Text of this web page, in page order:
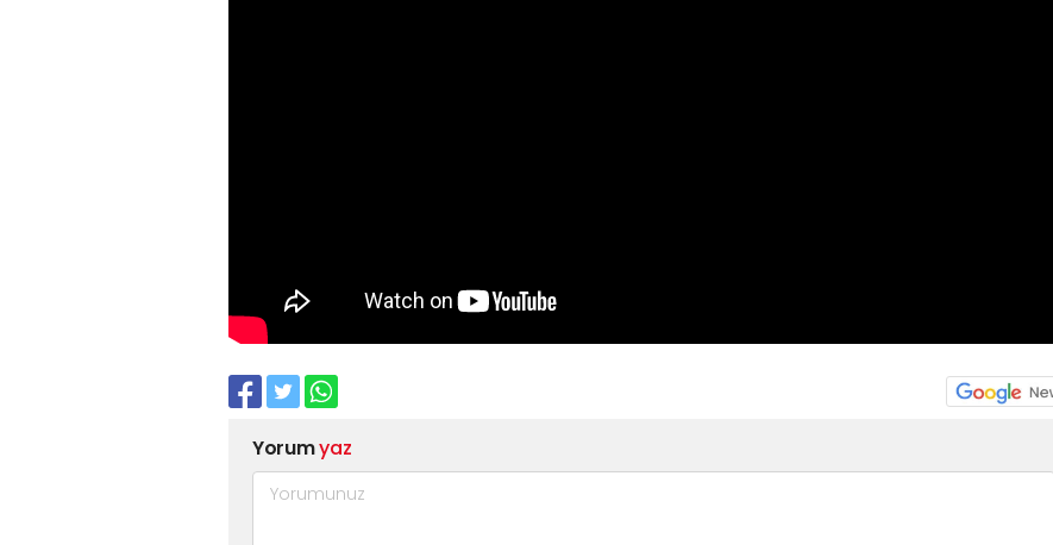
Yorumyaz